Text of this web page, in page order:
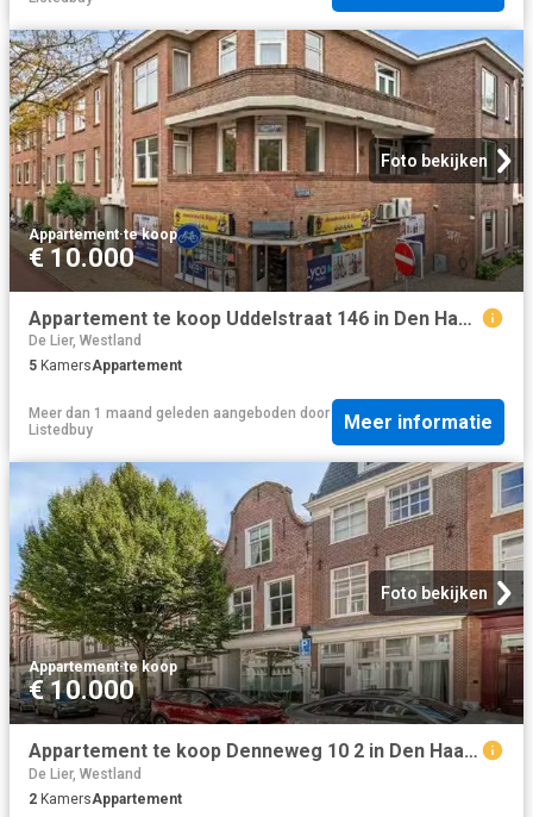
Foto bekijken
Appartement·te koop
€ 10.000
Appartement te koop Uddelstraat 146 in Den Haag voor € 275.000
De Lier, Westland
5 KamersAppartement
Meer dan 1 maand geleden aangeboden door
Listedbuy
Meer informatie
Foto bekijken
Appartement·te koop
€ 10.000
Appartement te koop Denneweg 10 2 in Den Haag voor € 450.000
De Lier, Westland
2 KamersAppartement